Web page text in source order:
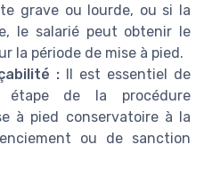
grave ou lourde, ou si la
le salarié peut obtenir le
la période de mise à pied.
: Il est essentiel de
étape de la procédure
à pied conservatoire à la
ou de sanction